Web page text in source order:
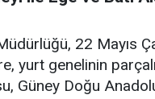
22 Mayıs
yurt genelinin
Güney Doğu